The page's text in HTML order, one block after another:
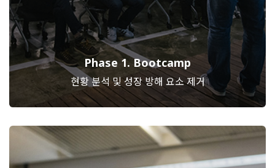
Phase 1. Bootcamp
현황 분석 및 성장 방해 요소 제거